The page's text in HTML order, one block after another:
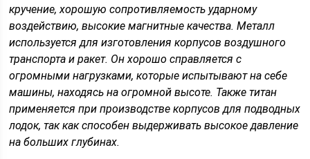
кручение, хорошую сопротивляемость ударному
воздействию, высокие магнитные качества. Металл
используется для изготовления корпусов воздушного
транспорта и ракет. Он хорошо справляется с
огромными нагрузками, которые испытывают на себе
машины, находясь на огромной высоте. Также титан
применяется при производстве корпусов для подводных
лодок, так как способен выдерживать высокое давление
на больших глубинах.